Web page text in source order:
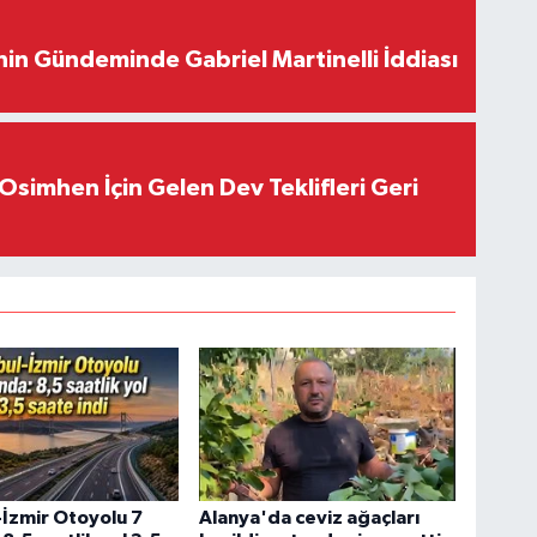
Gündeminde Gabriel Martinelli İddiası
İçin Gelen Dev Teklifleri Geri
Otoyolu 7
Alanya'da ceviz ağaçları